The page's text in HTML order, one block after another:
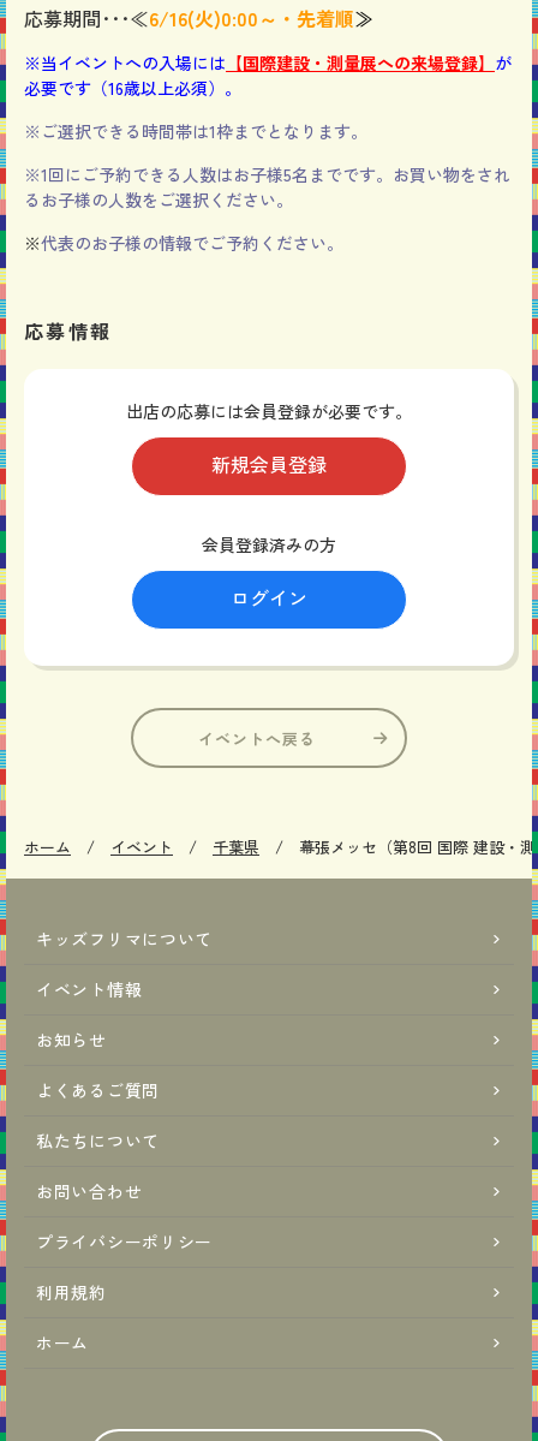
応募期間･･･≪6/16(火)0:00～・先着順≫
※当イベントへの入場には 【国際建設・測量展への来場登録】 が
必要です（16歳以上必須）。
※ご選択できる時間帯は1枠までとなります。
※1回にご予約できる人数はお子様5名までです。 お買い物をされ
るお子様の人数をご選択ください。
※代表のお子様の情報でご予約ください。
応募情報
出店の応募には会員登録が必要です。
新規会員登録
会員登録済みの方
ログイン
イベントへ戻る
ホーム イベント 千葉県 幕張メッセ（第8回 国際 建設・
キッズフリマについて
イベント情報
お知らせ
よくあるご質問
私たちについて
お問い合わせ
プライバシーポリシー
利用規約
ホーム